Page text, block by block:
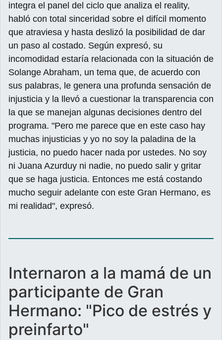
integra el panel del ciclo que analiza el reality,
habló con total sinceridad sobre el difícil momento
que atraviesa y hasta deslizó la posibilidad de dar
un paso al costado. Según expresó, su
incomodidad estaría relacionada con la situación de
Solange Abraham, un tema que, de acuerdo con
sus palabras, le genera una profunda sensación de
injusticia y la llevó a cuestionar la transparencia con
la que se manejan algunas decisiones dentro del
programa. "Pero me parece que en este caso hay
muchas injusticias y yo no soy la paladina de la
justicia, no puedo hacer nada por ustedes. No soy
ni Juana Azurduy ni nadie, no puedo salir y gritar
que se haga justicia. Entonces me está costando
mucho seguir adelante con este Gran Hermano, es
mi realidad", expresó.
Internaron a la mamá de un
participante de Gran
Hermano: "Pico de estrés y
preinfarto"